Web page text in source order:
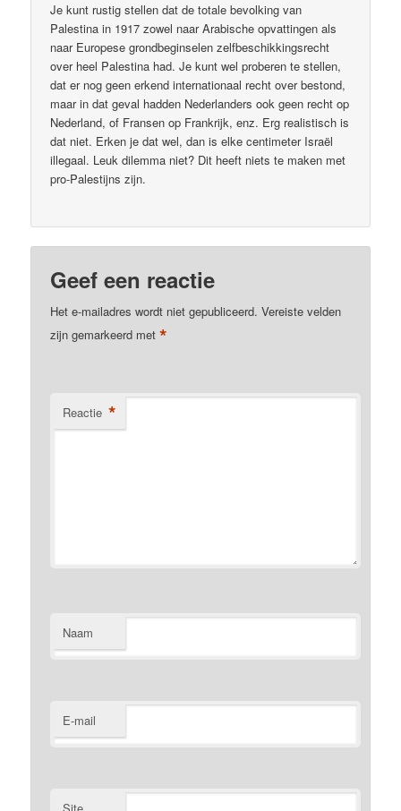
Je kunt rustig stellen dat de totale bevolking van
Palestina in 1917 zowel naar Arabische opvattingen als
naar Europese grondbeginselen zelfbeschikkingsrecht
over heel Palestina had. Je kunt wel proberen te stellen,
dat er nog geen erkend internationaal recht over bestond,
maar in dat geval hadden Nederlanders ook geen recht op
Nederland, of Fransen op Frankrijk, enz. Erg realistisch is
dat niet. Erken je dat wel, dan is elke centimeter Israël
illegaal. Leuk dilemma niet? Dit heeft niets te maken met
pro-Palestijns zijn.
Geef een reactie
Het e-mailadres wordt niet gepubliceerd. Vereiste velden
zijn gemarkeerd met*
Reactie *
Naam
E-mail